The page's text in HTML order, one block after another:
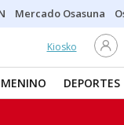
Mercado Osasuna
Kiosko
DEPORTES